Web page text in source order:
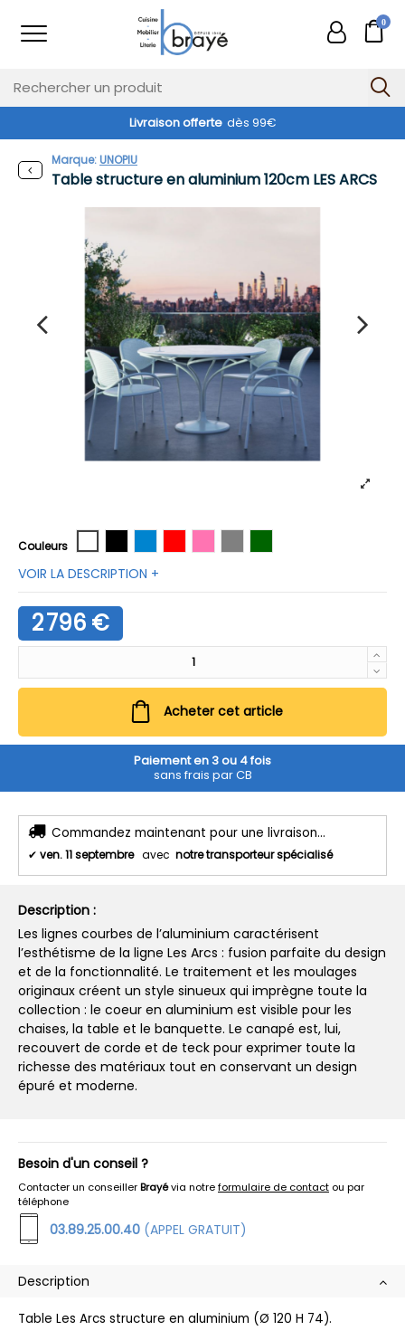
0
Livraison offerte dès 99€
Exclusivité web !
Table structure en aluminium 120cm LES ARCS
Marque:UNOPIU
Couleurs
VOIR LA DESCRIPTION +
2 796 €
Acheter cet article
Paiement en 3 ou 4 fois
sans frais par CB
Commandez maintenant pour une livraison...
✔ ven. 11 septembre avec notre transporteur spécialisé
Description :
Les lignes courbes de l’aluminium caractérisent
l’esthétisme de la ligne Les Arcs : fusion parfaite du design
et de la fonctionnalité. Le traitement et les moulages
originaux créent un style sinueux qui imprègne toute la
collection : le coeur en aluminium est visible pour les
chaises, la table et le banquette. Le canapé est, lui,
recouvert de corde et de teck pour exprimer toute la
richesse des matériaux tout en conservant un design
épuré et moderne.
Besoin d'un conseil ?
Contacter un conseillerBrayévia notreformulaire de contact ou par
téléphone
03.89.25.00.40 (APPEL GRATUIT)
Description
Table Les Arcs structure en aluminium (Ø 120 H 74).